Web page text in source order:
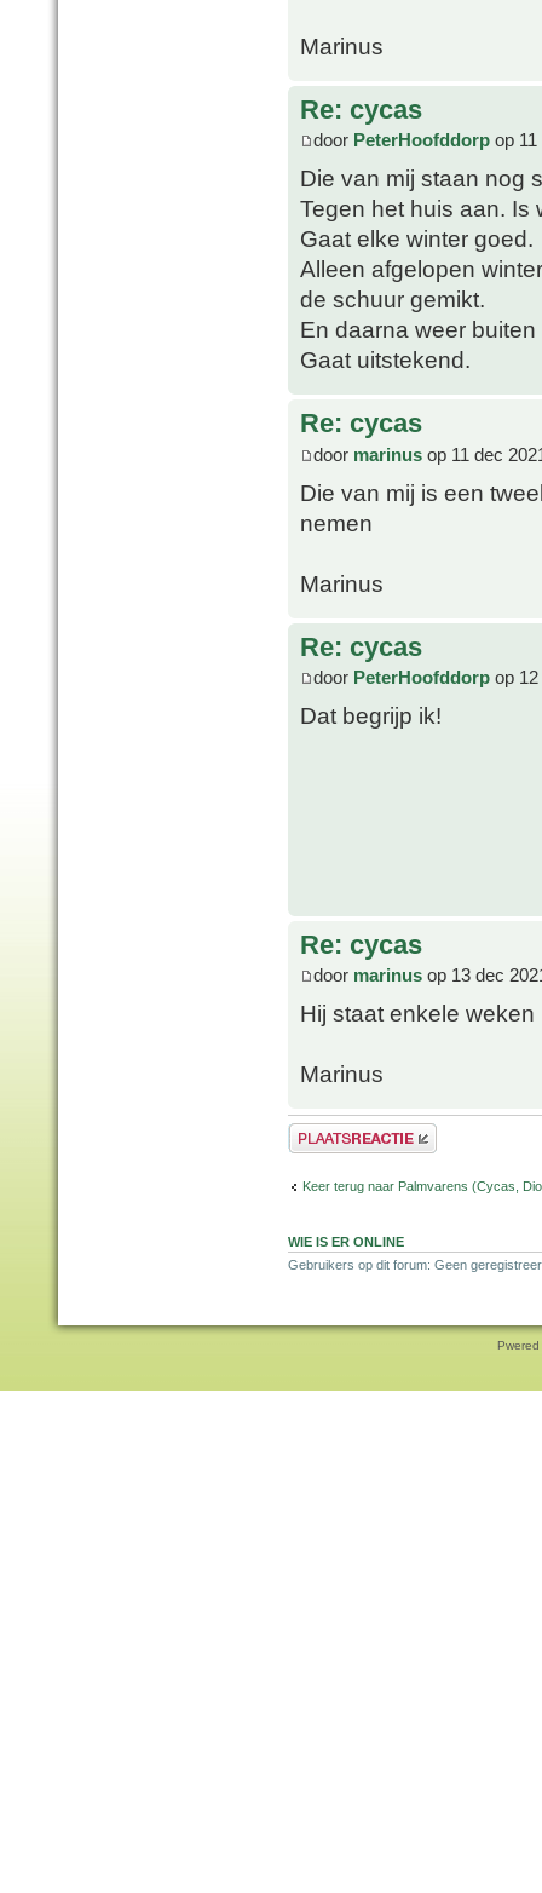
Marinus
Re: cycas
door PeterHoofddorp op
Die van mij staan nog
Tegen het huis aan. Is
Gaat elke winter goed.
Alleen afgelopen
de schuur gemikt.
En daarna weer buiten
Gaat uitstekend.
Re: cycas
door marinus op 11 dec
Die van mij is een
nemen
Marinus
Re: cycas
door PeterHoofddorp op
Dat begrijp ik!
Re: cycas
door marinus op 13 dec
Hij staat enkele
Marinus
Plaats een reactie
Keer terug naar Palmvarens (Cycas,
WIE IS ER ONLINE
Gebruikers op dit forum: Geen